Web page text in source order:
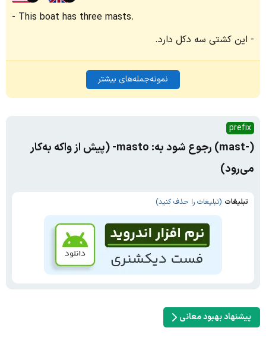
This boat has three masts.
این کشتی سه دکل دارد.
نمونه‌جمله‌های بیشتر
prefix
(-mast) رجوع شود به: masto- (پیش از واکه به‌کار
می‌رود)
تبلیغات (تبلیغات را حذف کنید)
پیشنهاد بهبود معانی